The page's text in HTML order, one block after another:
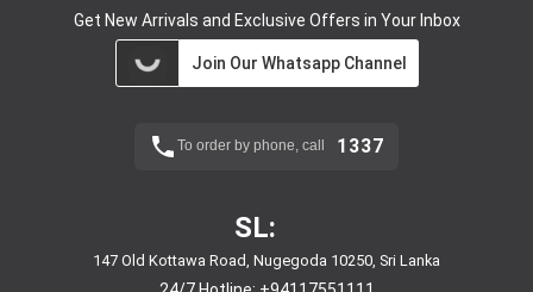
Get New Arrivals and Exclusive Offers in Your Inbox
Join Our Whatsapp Channel
To order by phone, call 1337
SL:
147 Old Kottawa Road, Nugegoda 10250, Sri Lanka